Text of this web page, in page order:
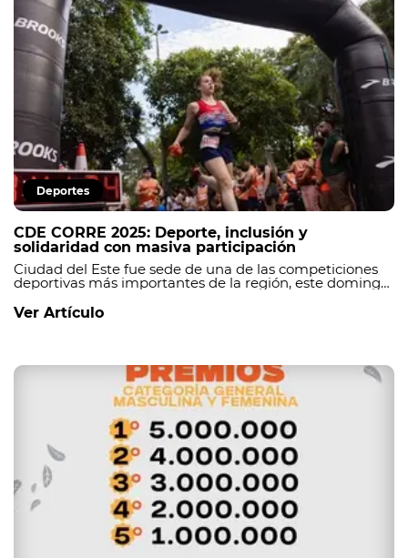
Deportes
CDE CORRE 2025: Deporte, inclusión y
solidaridad con masiva participación
Ciudad del Este fue sede de una de las competiciones
deportivas más importantes de la región, este domingo
68 aniversario de la capital de Alto Paraná.
Ver Artículo